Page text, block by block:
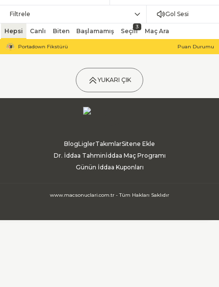
Filtrele Gol Sesi
Hepsi Canlı Biten Başlamamış Seçili
3
Maç Ara
Portadown Fikstürü Puan Durumu
YUKARI ÇIK
BlogLiglerTakımlarSitene Ekle
Dr. İddaa Tahminİddaa Maç Programı
Günün İddaa Kuponları
www.macsonuclari.com.tr - Tüm Hakları Saklıdır